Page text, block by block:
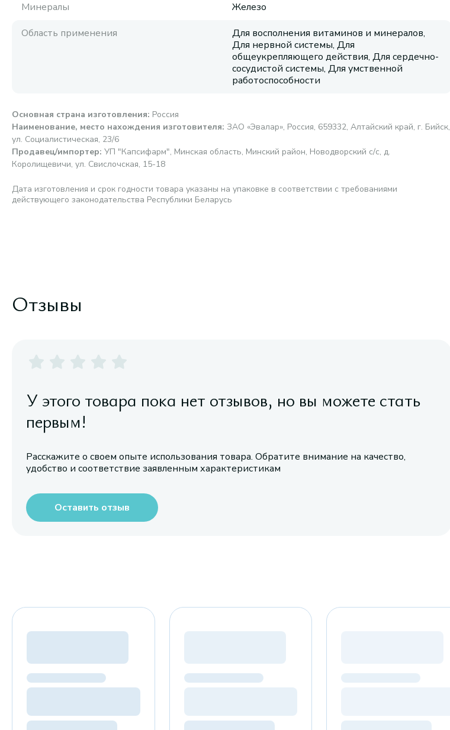
Минералы
Железо
Область применения
Для восполнения витаминов и минералов,
Для нервной системы, Для
общеукрепляющего действия, Для сердечно-
сосудистой системы, Для умственной
работоспособности
Основная страна изготовления: Россия
Наименование, место нахождения изготовителя: ЗАО «Эвалар», Россия, 659332, Алтайский край, г. Бийск,
ул. Социалистическая, 23/6
Продавец/импортер: УП "Капсифарм", Минская область, Минский район, Новодворский с/с, д.
Королищевичи, ул. Свислочская, 15-18
Дата изготовления и срок годности товара указаны на упаковке в соответствии с требованиями
действующего законодательства Республики Беларусь
Отзывы
У этого товара пока нет отзывов, но вы можете стать
первым!
Расскажите о своем опыте использования товара. Обратите внимание на качество,
удобство и соответствие заявленным характеристикам
Оставить отзыв